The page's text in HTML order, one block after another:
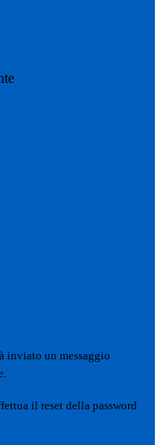
inviato un messaggio
il reset della password